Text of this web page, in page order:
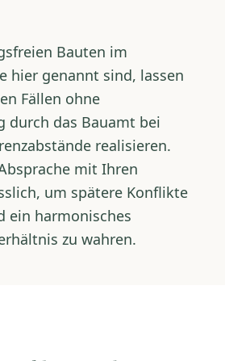
Bauten im
hier genannt sind, lassen
Fällen ohne
durch das Bauamt bei
realisieren.
mit Ihren
um spätere Konflikte
ein harmonisches
zu wahren.